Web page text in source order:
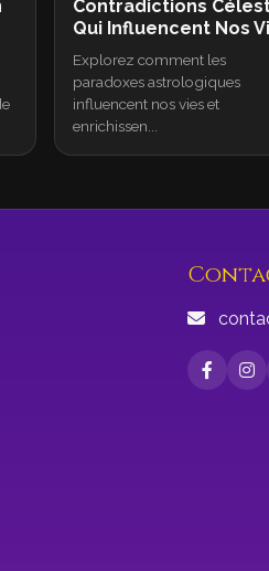
Contradictions
Qui Influencent Nos
Explorez comment les
paradoxes astrologiques
influencent nos vies et
enrichissen...